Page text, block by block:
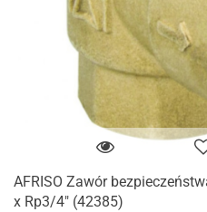
AFRISO Zawór
x Rp3/4" (42385)